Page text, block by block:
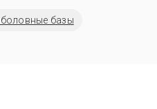
базы